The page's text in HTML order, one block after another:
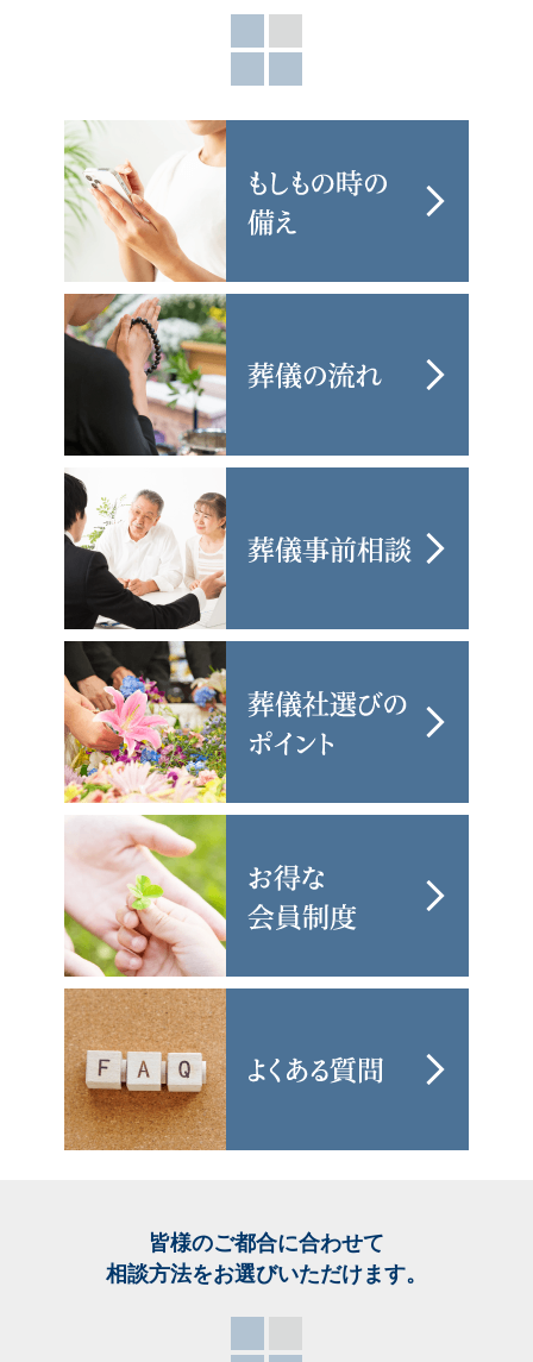
皆様のご都合に合わせて
相談方法をお選びいただけます。